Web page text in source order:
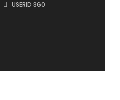
USERID 360